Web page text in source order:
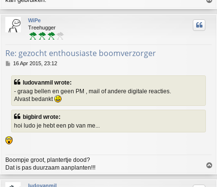
p
WiPe
Treehugger
Re: gezocht enthousiaste boomverzorger
P
s
16 Apr 2015, 23:12
ludovanmil wrote:
- graag bellen en geen PM , mail of andere digitale reacties.
Alvast bedankt
bigbird wrote:
hoi ludo je hebt een pb van me...
Boompje groot, plantertje dood?
Dat is pas duurzaam aanplanten!!!
o
p
ludovanmil